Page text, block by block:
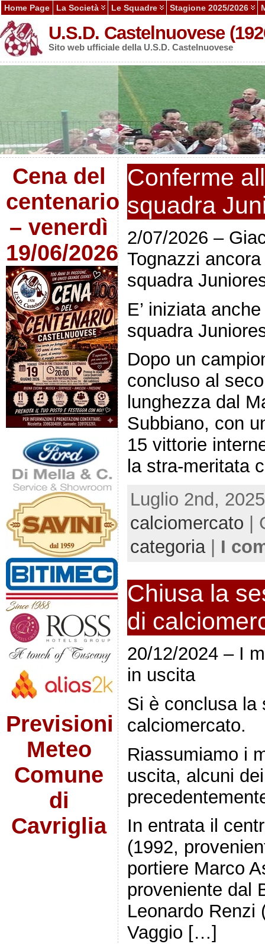
Home Page La Società Le Squadre Stagione 2025/2026
U.S.D. Castelnuovese
Sito web ufficiale della U.S.D. Castelnuovese
Cena del
centenario
– venerdì
19/06/2026
Previsioni
Meteo
Comune
di
Cavriglia
Conferme
squadra
2/07/2026 –
Tognazzi
squadra
E’ iniziata
squadra
Dopo un
concluso al
lunghezza dal
Subbiano, con
15 vittorie
la stra-meritata
Luglio 2nd,
calciomercato |
categoria| I
Chiusa la
di
20/12/2024 – I
in uscita
Si è conclusa la
calciomercato.
Riassumiamo i
uscita, alcuni
In entrata il
(1992,
portiere Marco
proveniente dal
Leonardo Renzi
Vaggio […]